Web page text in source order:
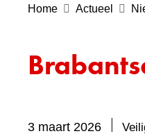
Home Actueel
3 maart 2026